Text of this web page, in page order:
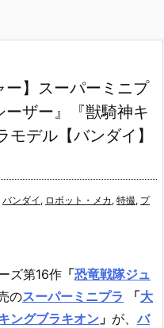
ー】スーパーミニプ
ザー』『獣騎神キ
デル【バンダイ】
バンダイ , ロボット・メカ , 特撮, プ
ズ第16作 「恐竜戦隊ジュ
のスーパーミニプラ 「大
ングブラキオン 」 が、バ